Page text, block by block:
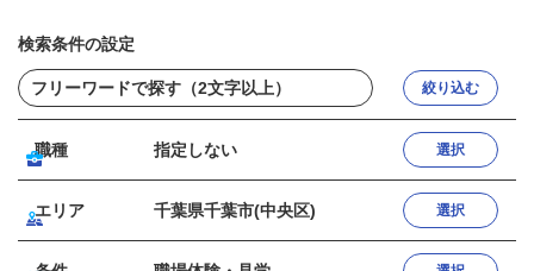
検索条件の設定
絞り込む
職種 指定しない 選択
エリア 千葉県千葉市(中央区) 選択